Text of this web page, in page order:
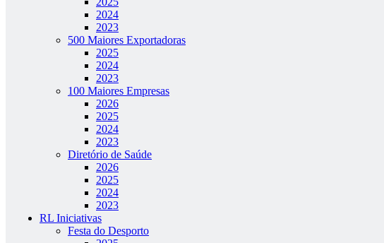
2024
2023
500 Maiores Exportadoras
2025
2024
2023
100 Maiores Empresas
2026
2025
2024
2023
Diretório de Saúde
2026
2025
2024
2023
RL Iniciativas
Festa do Desporto